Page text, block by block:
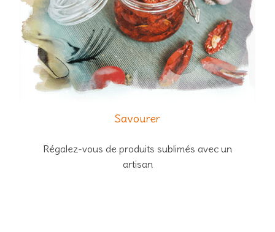
Savourer
Régalez-vous de produits sublimés avec un
artisan